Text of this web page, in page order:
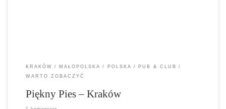
KRAKÓW MAŁOPOLSKA POLSKA
PUB & CLUB
WARTO ZOBACZYĆ
Piękny Pies – Kraków